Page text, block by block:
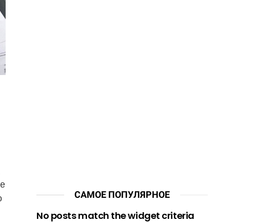
САМОЕ ПОПУЛЯРНОЕ
No posts match the widget criteria